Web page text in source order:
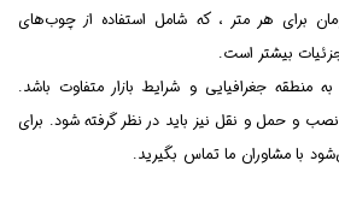
تا 25 میلیون تومان برای هر متر ، که شامل استفاده از چوب‌های
بیشتر است.
جغرافیایی و شرایط بازار متفاوت باشد.
و حمل و نقل نیز باید در نظر گرفته شود. برای
با مشاوران ما تماس بگیرید.